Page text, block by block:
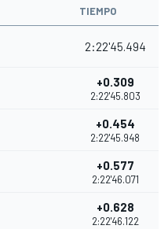
TIEMPO
2:22'45.494
+0.309
2:22'45.803
+0.454
2:22'45.948
+0.577
2:22'46.071
+0.628
2:22'46.122